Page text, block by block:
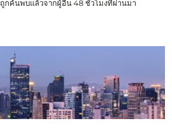
กค้นพบแล้วจากผู้อื่น 48 ชั่วโมงที่ผ่านมา